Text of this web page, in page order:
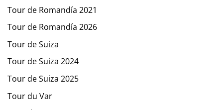
Tour de Romandía 2021
Tour de Romandía 2026
Tour de Suiza
Tour de Suiza 2024
Tour de Suiza 2025
Tour du Var